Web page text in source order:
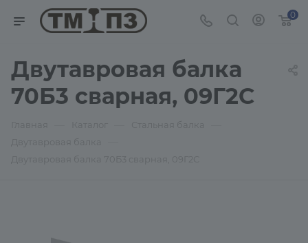
0
Двутавровая балка
70Б3 сварная, 09Г2С